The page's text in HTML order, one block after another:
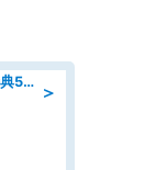
＞
2026年転職応援キャンペーン!入社特典58万円/デンソーで働こう!自動車工場で小型部品の検査業務 denso aichi